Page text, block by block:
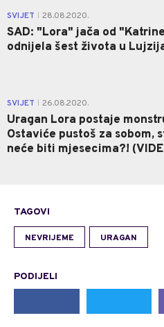
SVIJET 28.08.2020.
SAD: "Lora" jača od
odnijela šest života u
SVIJET 26.08.2020.
Uragan Lora postaje
Ostaviće pustoš za sobom,
neće biti mjesecima?!
TAGOVI
NEVRIJEME URAGAN
PODIJELI